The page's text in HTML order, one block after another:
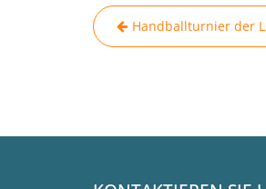
Handballturnier der